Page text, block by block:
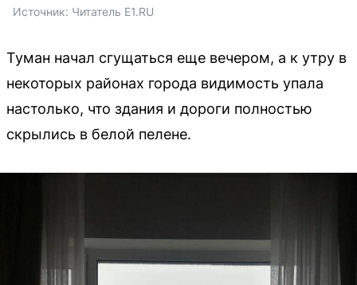
Источник: Читатель E1.RU
Туман начал сгущаться еще вечером, а к утру в
некоторых районах города видимость упала
настолько, что здания и дороги полностью
скрылись в белой пелене.